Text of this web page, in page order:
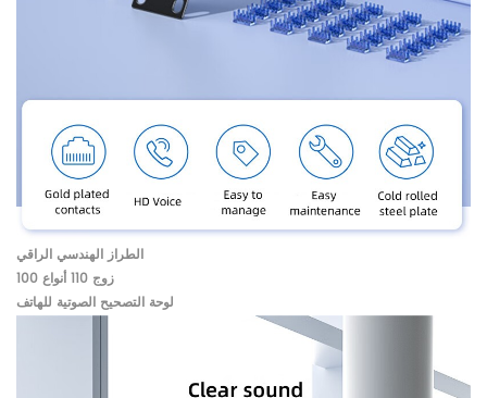
الطراز الهندسي الراقي
100 زوج 110 أنواع
لوحة التصحيح الصوتية للهاتف